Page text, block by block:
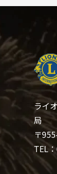
ライ
局
〒
TEL